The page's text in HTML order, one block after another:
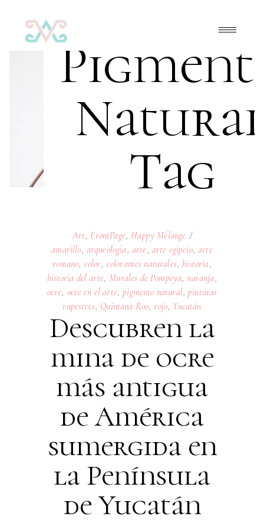
Tag
Art FrontPage Happy Mélange
amarillo arqueología arte arte egipcio,arte
romano color colorantes naturales, historia
historia del arte Murales de Pompeya naranja
ocre ocre en el arte ,pigmento natural,pinturas
rupestres, Quintana Roo rojo Yucatán
Descubren la
mina de ocre
más antigua
de América
sumergida en
la Península
de Yucatán